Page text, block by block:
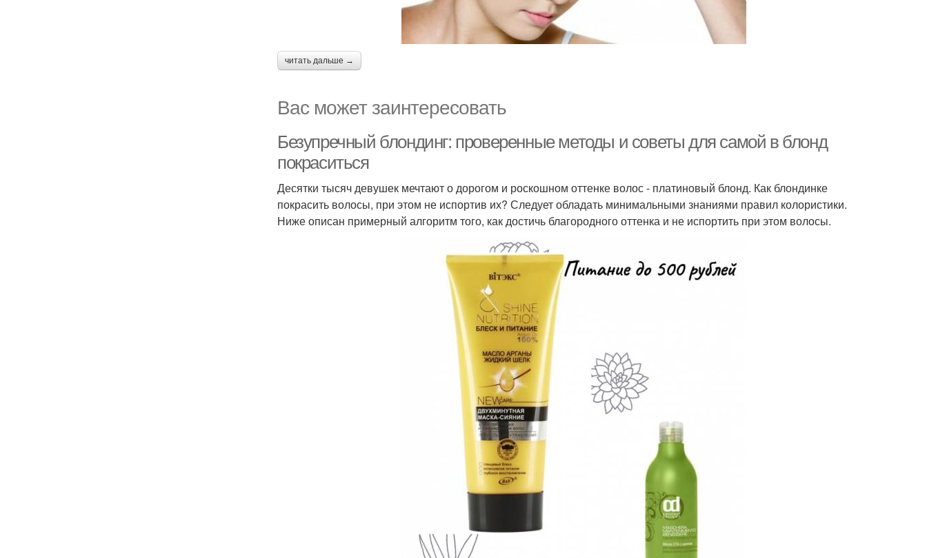
читать дальше →
Вас может заинтересовать
Безупречный блондинг: проверенные методы и советы для самой в блонд
покраситься
Десятки тысяч девушек мечтают о дорогом и роскошном оттенке волос - платиновый блонд. Как блондинке
покрасить волосы, при этом не испортив их? Следует обладать минимальными знаниями правил колористики.
Ниже описан примерный алгоритм того, как достичь благородного оттенка и не испортить при этом волосы.